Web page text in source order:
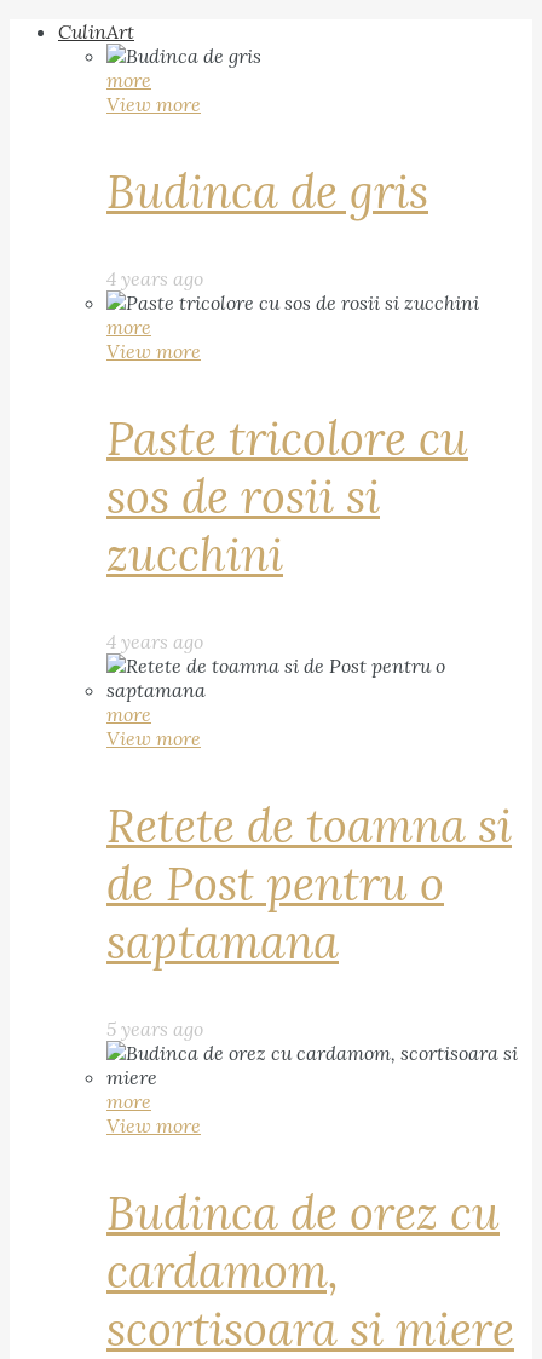
CulinArt
more
View more
Budinca de gris
4 years ago
more
View more
Paste tricolore cu
sos de rosii si
zucchini
4 years ago
more
View more
Retete de toamna si
de Post pentru o
saptamana
5 years ago
more
View more
Budinca de orez cu
cardamom,
scortisoara si miere